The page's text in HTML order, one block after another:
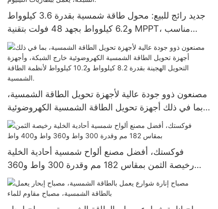
جديد رائج للبيع: محول طاقة شمسية بقدرة 3.6 كيلوواط
و6.2 كيلوواط بجهد 48 فولت بتقنية MPPT، مناسب
مصنعون ذوو جودة عالية لأجهزة تحويل الطاقة الشمسية،
بما في ذلك أجهزة تحويل الطاقة الشمسية الكهروضوئية
خارج الشبكة، وأجهزة التحويل الهجينة بقدرة 8.2 كيلوواط
و10.2 كيلوواط لأنظمة الطاقة الشمسية.
فوكستك، أفضل مصنع ألواح شمسية أحادية الخلية
رخيصة الثمن بمقاس 182 مم وقدرة 300 واط و360
واط و400 واط